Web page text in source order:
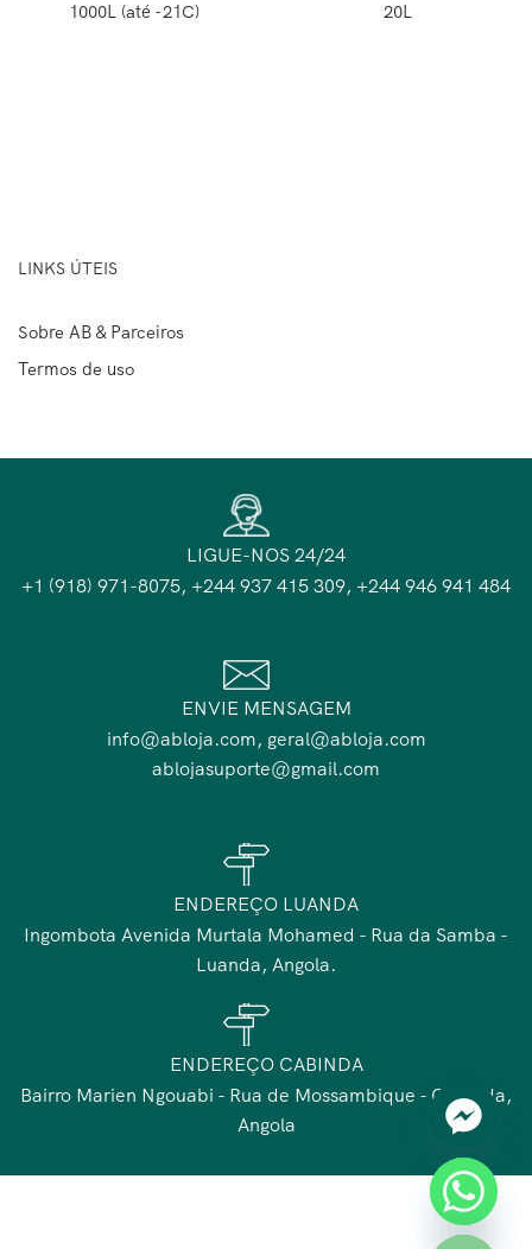
1000L (até -21C)
20L
LINKS ÚTEIS
Sobre AB & Parceiros
Termos de uso
LIGUE-NOS 24/24
+1 (918) 971-8075, +244 937 415 309, +244 946 941 484
ENVIE MENSAGEM
info@abloja.com, geral@abloja.com
ablojasuporte@gmail.com
ENDEREÇO LUANDA
Ingombota Avenida Murtala Mohamed - Rua da Samba -
Luanda, Angola.
ENDEREÇO CABINDA
Bairro Marien Ngouabi - Rua de Mossambique - Cabinda,
Angola
Hide
chaty